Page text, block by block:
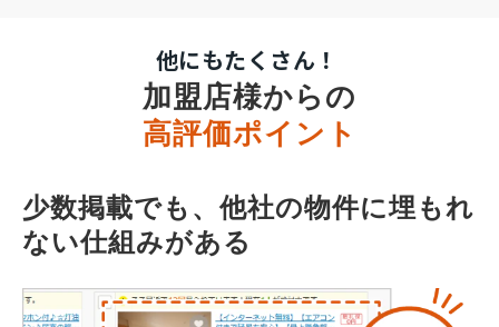
他にもたくさん！
加盟店様からの
高評価ポイント
少数掲載でも、他社の物件に埋もれ
ない仕組みがある